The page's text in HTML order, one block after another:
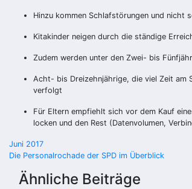
Hinzu kommen Schlafstörungen und nicht
Kitakinder neigen durch die ständige
Zudem werden unter den Zwei- bis
Acht- bis Dreizehnjährige, die viel Zeit am
verfolgt
Für Eltern empfiehlt sich vor dem Kauf
locken und den Rest (Datenvolumen,
Beitragsnavigation
Juni 2017
Die Personalrochade der SPD im Überblick
Ähnliche Beiträge